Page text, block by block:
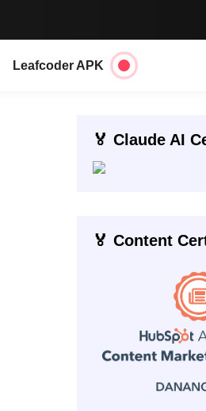
Leafcoder APK
🏅 Claude AI
🏅 Content